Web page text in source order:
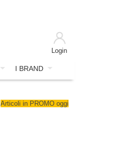
Login
I BRAND
Articoli in PROMO oggi